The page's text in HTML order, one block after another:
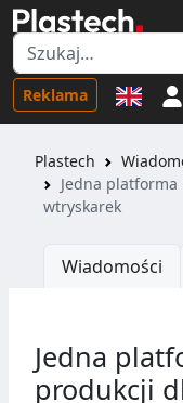
Reklama
Plastech
Jedna
wtryskarek
Wiadomości
Jedna
produkcji